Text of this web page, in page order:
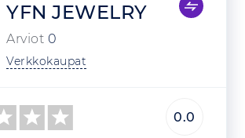
YFN JEWELRY
Arviot 0
Verkkokaupat
0.0